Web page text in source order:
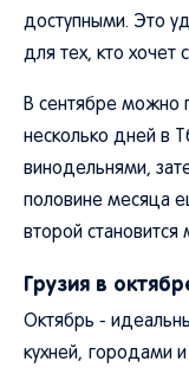
доступными. Это
для тех, кто хочет
В сентябре можно
несколько дней в
винодельнями,
половине месяца
второй становится
Грузия в
Октябрь -
кухней, городами